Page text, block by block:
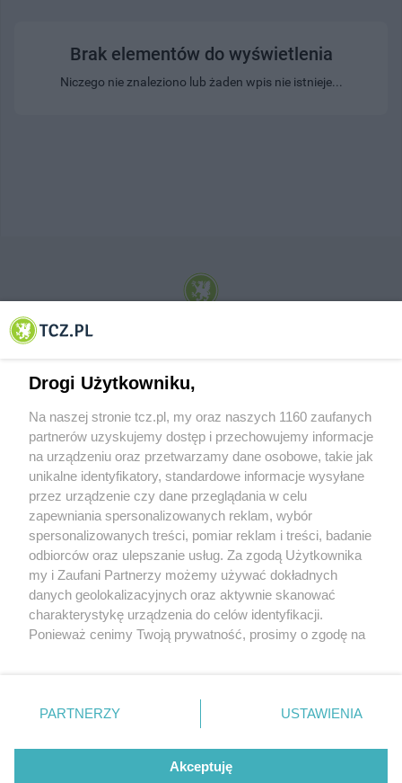
Brak elementów do wyświetlenia
Niczego nie znaleziono lub żaden wpis nie istnieje...
© 2001-2026 Tczew - TCZ.PL Sp. z o.o. Internetowy Serwis Informacyjny Miasta
O FIRMIE POLITYKA PRYWATNOŚCI HOSTING
REKLAMA WSPÓŁPRACA RSS FACEBOOK KONTAKT
Nasze serwisy
Aktualności
Tcz24
Historia miasta
Muzyka i kultura
Archiwum wydarzeń
Zdjęcia miasta
Drogi Użytkowniku,
Na naszej stronie tcz.pl, my oraz naszych 1160 zaufanych
partnerów uzyskujemy dostęp i przechowujemy informacje
na urządzeniu oraz przetwarzamy dane osobowe, takie jak
unikalne identyfikatory, standardowe informacje wysyłane
przez urządzenie czy dane przeglądania w celu
zapewniania spersonalizowanych reklam, wybór
spersonalizowanych treści, pomiar reklam i treści, badanie
odbiorców oraz ulepszanie usług. Za zgodą Użytkownika
my i Zaufani Partnerzy możemy używać dokładnych
danych geolokalizacyjnych oraz aktywnie skanować
charakterystykę urządzenia do celów identyfikacji.
Ponieważ cenimy Twoją prywatność, prosimy o zgodę na
znajdujący się w lewym dolnym rogu strony
. Niektóre
przetwarzaniu. Preferencje będą miały zastosowania tylko
PARTNERZY USTAWIENIA
Akceptuję